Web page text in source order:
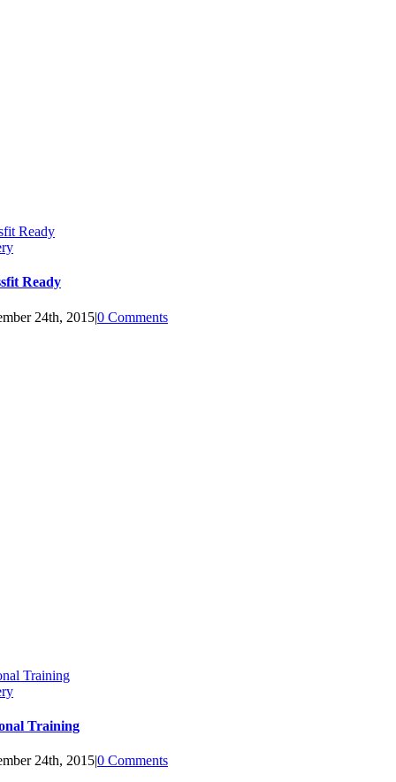
Ready
Ready
24th, 2015|0 Comments
Training
Training
24th, 2015|0 Comments